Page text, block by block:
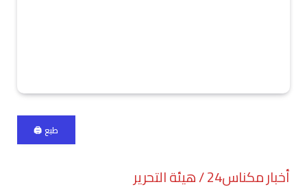
طبع 🖨
أخبار مكناس24 / هيئة التحرير